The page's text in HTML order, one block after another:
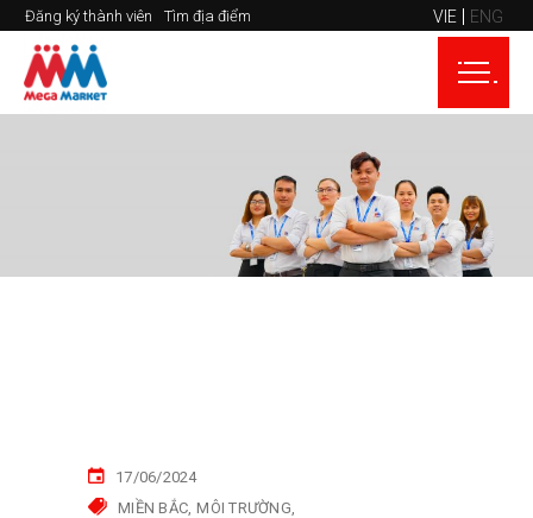
Đăng ký thành viên Tìm địa điểm VIE ENG
17/06/2024
MIỀN BẮC MÔI TRƯỜNG